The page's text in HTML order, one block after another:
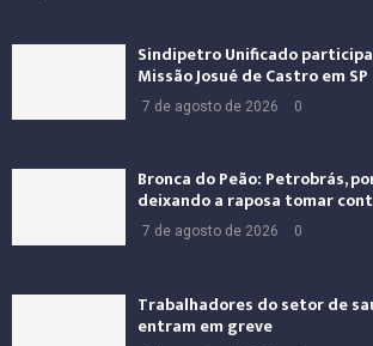
Sindipetro Unificado
Missão Josué de Castro em SP
7 de agosto de 2026 0
Bronca do Peão: Petrobrás,
deixando a raposa tomar
7 de agosto de 2026 0
Trabalhadores do setor de
entram em greve